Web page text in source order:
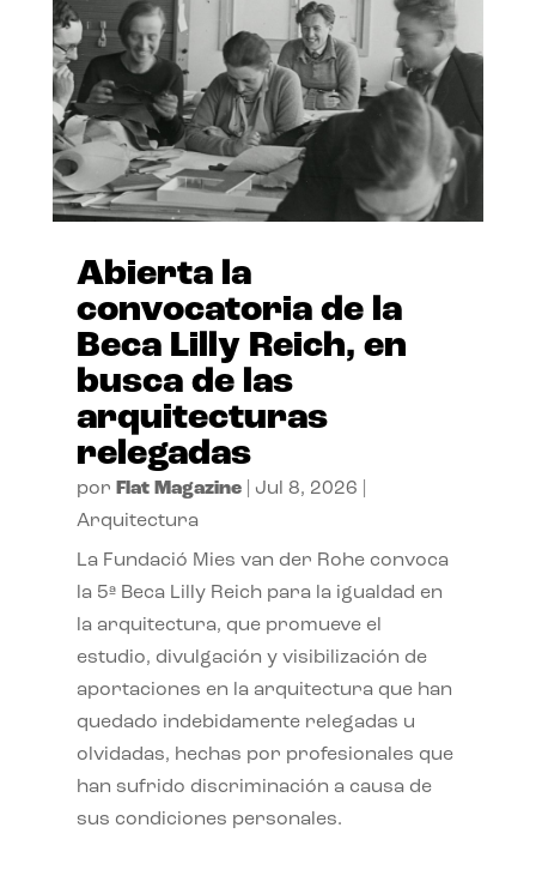
Abierta la
convocatoria de la
Beca Lilly Reich, en
busca de las
arquitecturas
relegadas
por Flat Magazine| Jul 8, 2026
Arquitectura
La Fundació Mies van der Rohe convoca
la 5ª Beca Lilly Reich para la igualdad en
la arquitectura, que promueve el
estudio, divulgación y visibilización de
aportaciones en la arquitectura que han
quedado indebidamente relegadas u
olvidadas, hechas por profesionales que
han sufrido discriminación a causa de
sus condiciones personales.